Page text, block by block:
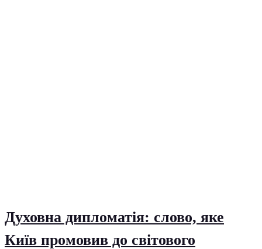
Духовна дипломатія: слово, яке
Київ промовив до світового